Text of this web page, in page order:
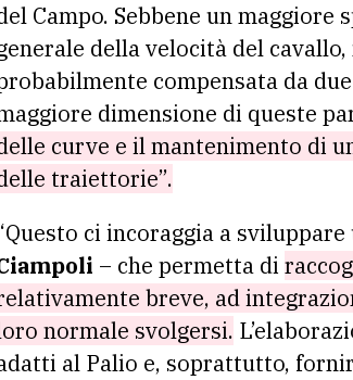
Campo. Sebbene un maggiore
della velocità del
compensata da
dimensione di queste
curve e il mantenimento di
traiettorie”.
ci incoraggia a
– che permetta di
breve, ad
normale svolgersi.
al Palio e, soprattutto,